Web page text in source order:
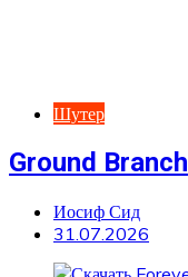
Шутер
Ground Branch
Иосиф Сид
31.07.2026